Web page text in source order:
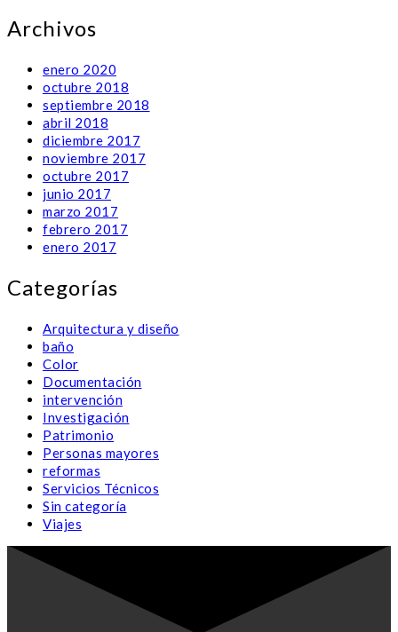
Archivos
enero 2020
octubre 2018
septiembre 2018
abril 2018
diciembre 2017
noviembre 2017
octubre 2017
junio 2017
marzo 2017
febrero 2017
enero 2017
Categorías
Arquitectura y diseño
baño
Color
Documentación
intervención
Investigación
Patrimonio
Personas mayores
reformas
Servicios Técnicos
Sin categoría
Viajes